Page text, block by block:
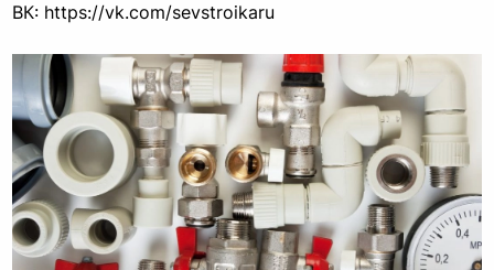
ВК: https://vk.com/sevstroikaru